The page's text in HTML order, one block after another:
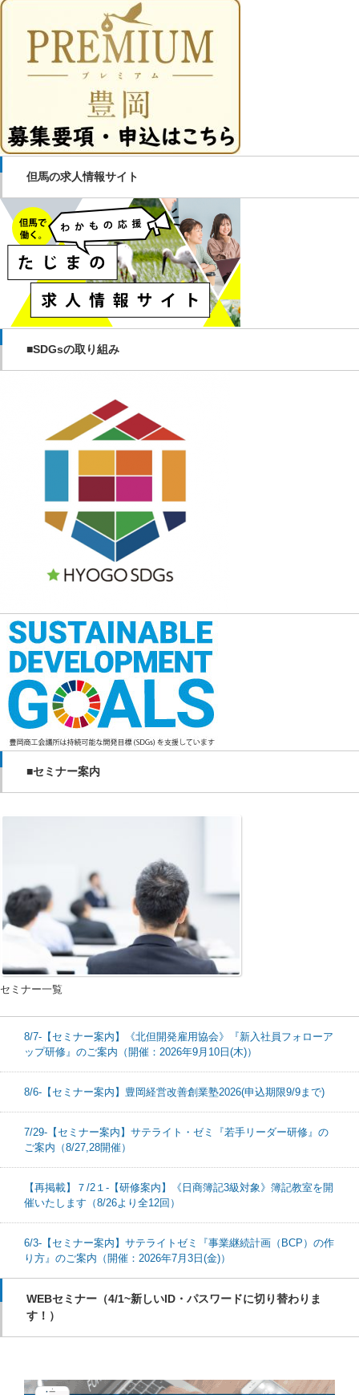
但馬の求人情報サイト
■SDGsの取り組み
■セミナー案内
セミナー一覧
8/7-【セミナー案内】《北但開発雇用協会》『新入社員フォローア
ップ研修』のご案内（開催：2026年9月10日(木)）
8/6-【セミナー案内】豊岡経営改善創業塾2026(申込期限9/9まで)
7/29-【セミナー案内】サテライト・ゼミ『若手リーダー研修』の
ご案内（8/27,28開催）
【再掲載】７/2１-【研修案内】《日商簿記3級対象》簿記教室を開
催いたします（8/26より全12回）
6/3-【セミナー案内】サテライトゼミ『事業継続計画（BCP）の作
り方』のご案内（開催：2026年7月3日(金)）
WEBセミナー（4/1~新しいID・パスワードに切り替わりま
す！）